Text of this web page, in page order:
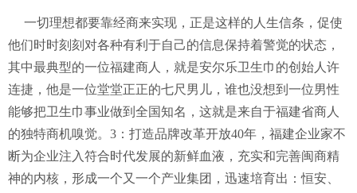
一切理想都要靠经商来实现，正是这样的人生信条，促使
他们时时刻刻对各种有利于自己的信息保持着警觉的状态，
其中最典型的一位福建商人，就是安尔乐卫生巾的创始人许
连捷，他是一位堂堂正正的七尺男儿，谁也没想到一位男性
能够把卫生巾事业做到全国知名，这就是来自于福建省商人
的独特商机嗅觉。3：打造品牌改革开放40年，福建企业家不
断为企业注入符合时代发展的新鲜血液，充实和完善闽商精
神的内核，形成一个又一个产业集团，迅速培育出：恒安、